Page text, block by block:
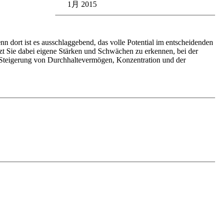
1月 2015
dort ist es ausschlaggebend, das volle Potential im entscheidenden
dabei eigene Stärken und Schwächen zu erkennen, bei der
von Durchhaltevermögen, Konzentration und der
(also on mistakes) and further explanations.
(initial position - final position).